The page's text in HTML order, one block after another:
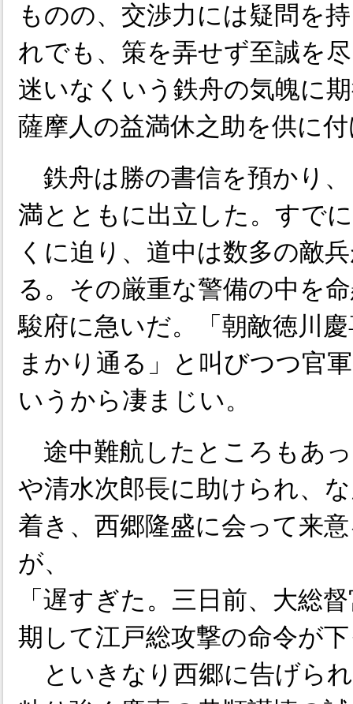
ものの、交渉力には疑問を
れでも、策を弄せず至誠を
迷いなくいう鉄舟の気魄に
薩摩人の益満休之助を供に
鉄舟は勝の書信を預かり
満とともに出立した。すで
くに迫り、道中は数多の敵
る。その厳重な警備の中を
駿府に急いだ。「朝敵徳川
まかり通る」と叫びつつ官
いうから凄まじい。
途中難航したところもあ
や清水次郎長に助けられ、
着き、西郷隆盛に会って来
が、
「遅すぎた。三日前、大総
期して江戸総攻撃の命令が
といきなり西郷に告げら